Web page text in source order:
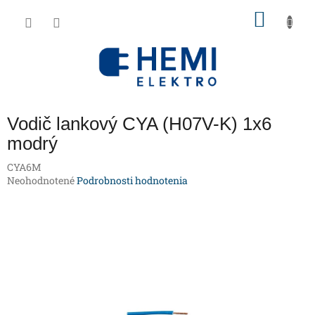
Vodič lankový CYA (H07V-K) 1x6
modrý
CYA6M
Priemerné
NeohodnotenéPodrobnosti hodnotenia